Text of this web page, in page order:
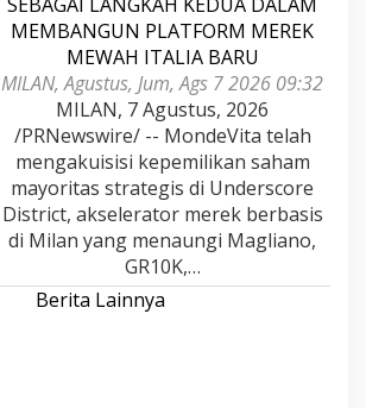
MEMBANGUN PLATFORM MEREK
MEWAH ITALIA BARU
MILAN, Agustus, Jum, Ags 7 2026 09:32
MILAN, 7 Agustus, 2026
/PRNewswire/ -- MondeVita telah
mengakuisisi kepemilikan saham
mayoritas strategis di Underscore
District, akselerator merek berbasis
di Milan yang menaungi Magliano,
GR10K,…
Berita Lainnya